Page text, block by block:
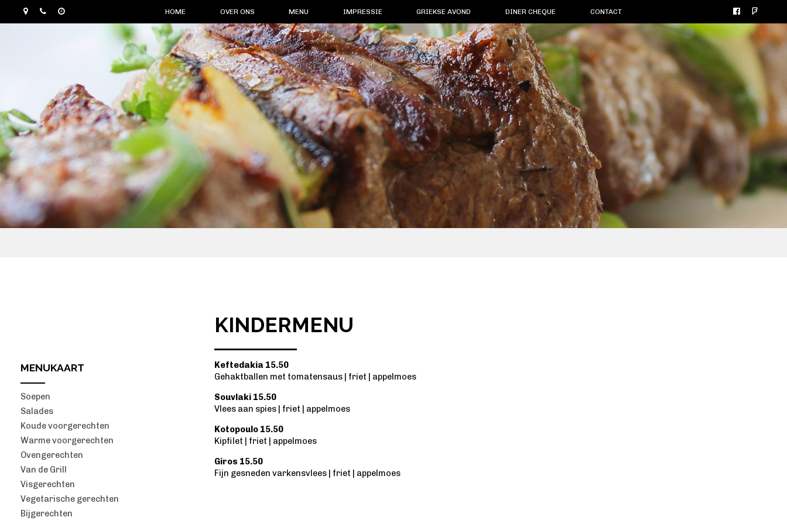
HOME OVER ONS MENU IMPRESSIE GRIEKSE AVOND DINER CHEQUE CONTACT
MENUKAART
Soepen
Salades
Koude voorgerechten
Warme voorgerechten
Ovengerechten
Van de Grill
Visgerechten
Vegetarische gerechten
Bijgerechten
KINDERMENU
Keftedakia 15.50
Gehaktballen met tomatensaus | friet | appelmoes
Souvlaki 15.50
Vlees aan spies | friet | appelmoes
Kotopoulo 15.50
Kipfilet | friet | appelmoes
Giros 15.50
Fijn gesneden varkensvlees | friet | appelmoes